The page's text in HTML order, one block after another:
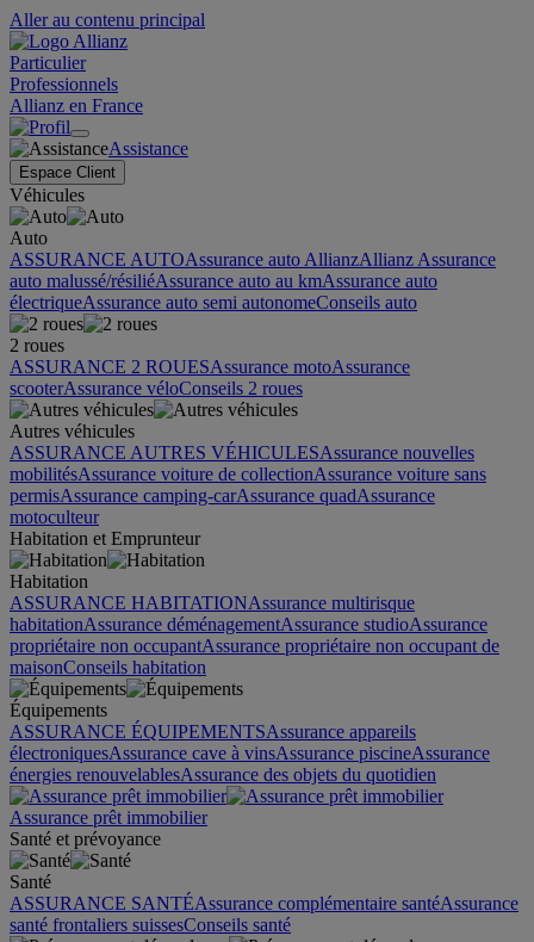
Aller au contenu principal
Particulier
Professionnels
Allianz en France
Assistance
Espace Client
Véhicules
Auto
ASSURANCE AUTOAssurance auto AllianzAllianz Assurance
auto malussé/résiliéAssurance auto au kmAssurance auto
électriqueAssurance auto semi autonomeConseils auto
2 roues
ASSURANCE 2 ROUESAssurance motoAssurance
scooterAssurance véloConseils 2 roues
Autres véhicules
ASSURANCE AUTRES VÉHICULESAssurance nouvelles
mobilitésAssurance voiture de collectionAssurance voiture sans
permisAssurance camping-carAssurance quadAssurance
motoculteur
Habitation et Emprunteur
Habitation
ASSURANCE HABITATIONAssurance multirisque
habitationAssurance déménagementAssurance studioAssurance
propriétaire non occupantAssurance propriétaire non occupant de
maisonConseils habitation
Équipements
ASSURANCE ÉQUIPEMENTSAssurance appareils
électroniquesAssurance cave à vinsAssurance piscineAssurance
énergies renouvelablesAssurance des objets du quotidien
Assurance prêt immobilier
Santé et prévoyance
Santé
ASSURANCE SANTÉAssurance complémentaire santéAssurance
santé frontaliers suissesConseils santé